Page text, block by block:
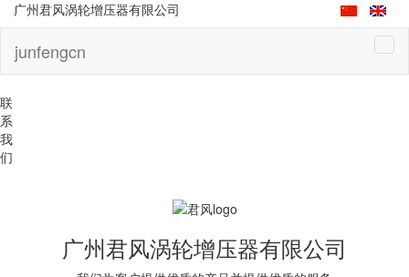
广州君风涡轮增压器有限公司
junfengcn
联
系
我
们
广州君风涡轮增压器有限公司